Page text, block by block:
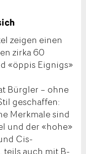
zeigen einen
zirka 60
«öppis Eignigs»
Bürgler – ohne
geschaffen:
Merkmale sind
und der «hohe»
Cis-
teils auch mit B-